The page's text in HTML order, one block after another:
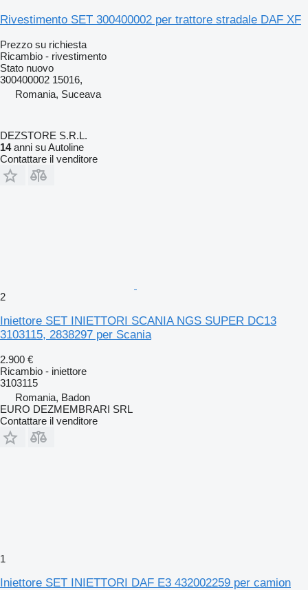
Rivestimento SET 300400002 per trattore stradale DAF XF
Prezzo su richiesta
Ricambio - rivestimento
Stato nuovo
300400002 15016,
Romania, Suceava
DEZSTORE S.R.L.
14anni su Autoline
Contattare il venditore
2
Iniettore SET INIETTORI SCANIA NGS SUPER DC13
3103115, 2838297 per Scania
2.900 €
Ricambio - iniettore
3103115
Romania, Badon
EURO DEZMEMBRARI SRL
Contattare il venditore
1
Iniettore SET INIETTORI DAF E3 432002259 per camion